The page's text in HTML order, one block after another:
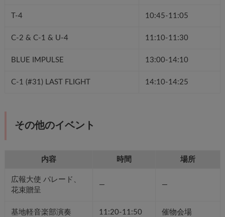
T-4 10:45-11:05
C-2 & C-1 & U-4 11:10-11:30
BLUE IMPULSE 13:00-14:10
C-1 (#31) LAST FLIGHT 14:10-14:25
その他のイベント
内容 時間 場所
広報大使 パレード、
花束贈呈
— —
基地軽音楽部演奏 11:20-11:50 催物会場